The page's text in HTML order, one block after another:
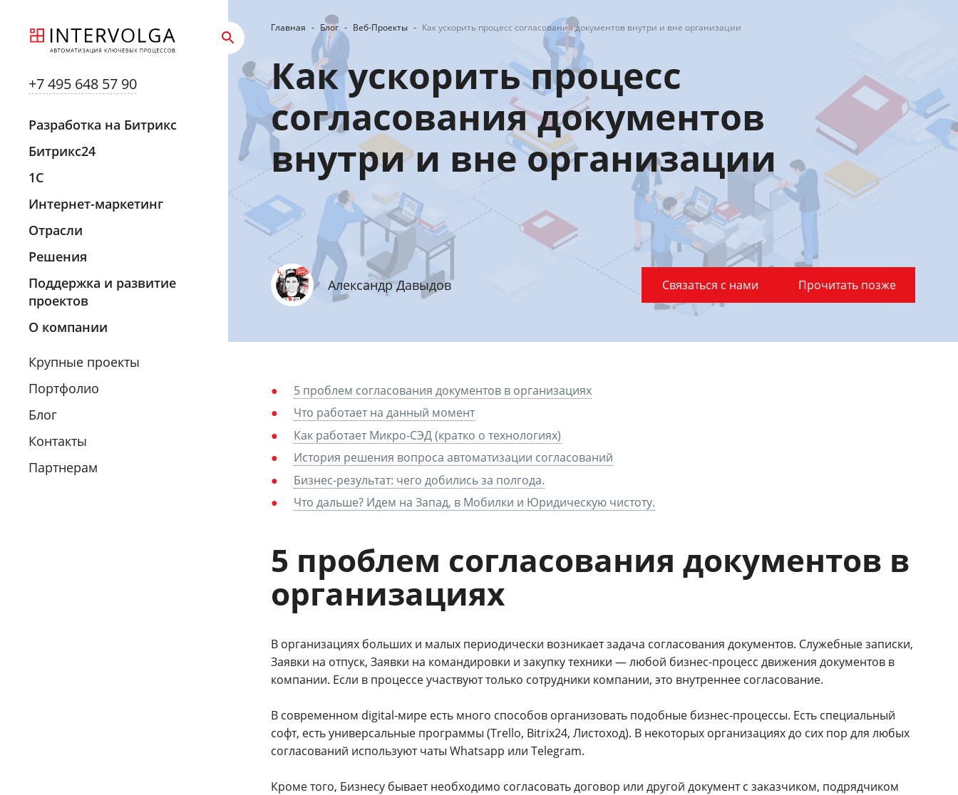
+7 495 648 57 90
Разработка на Битрикс
Битрикс24
1С
Интернет-маркетинг
Отрасли
Решения
Поддержка и развитие
проектов
О компании
Крупные проекты
Портфолио
Блог
Контакты
Партнерам
Главная - Блог - Веб-Проекты - Как ускорить процесс согласования документов внутри и вне организации
Как ускорить процесс
согласования документов
внутри и вне организации
Александр Давыдов Связаться с нами Прочитать позже
5 проблем согласования документов в организациях
Что работает на данный момент
Как работает Микро-СЭД (кратко о технологиях)
История решения вопроса автоматизации согласований
Бизнес-результат: чего добились за полгода.
Что дальше? Идем на Запад, в Мобилки и Юридическую чистоту.
5 проблем согласования документов в
организациях
В организациях больших и малых периодически возникает задача согласования документов. Служебные записки,
Заявки на отпуск, Заявки на командировки и закупку техники — любой бизнес-процесс движения документов в
компании. Если в процессе участвуют только сотрудники компании, это внутреннее согласование.
В современном digital-мире есть много способов организовать подобные бизнес-процессы. Есть специальный
софт, есть универсальные программы (Trello, Bitrix24, Листоход). В некоторых организациях до сих пор для любых
согласований используют чаты Whatsapp или Telegram.
Кроме того, Бизнесу бывает необходимо согласовать договор или другой документ с заказчиком, подрядчиком